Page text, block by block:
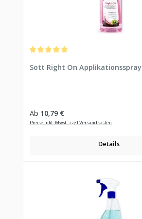
Sott Right On Applikationsspray
Regulärer Preis:
Ab 10,79 €
Preise inkl. MwSt. zzgl Versandkosten
Details